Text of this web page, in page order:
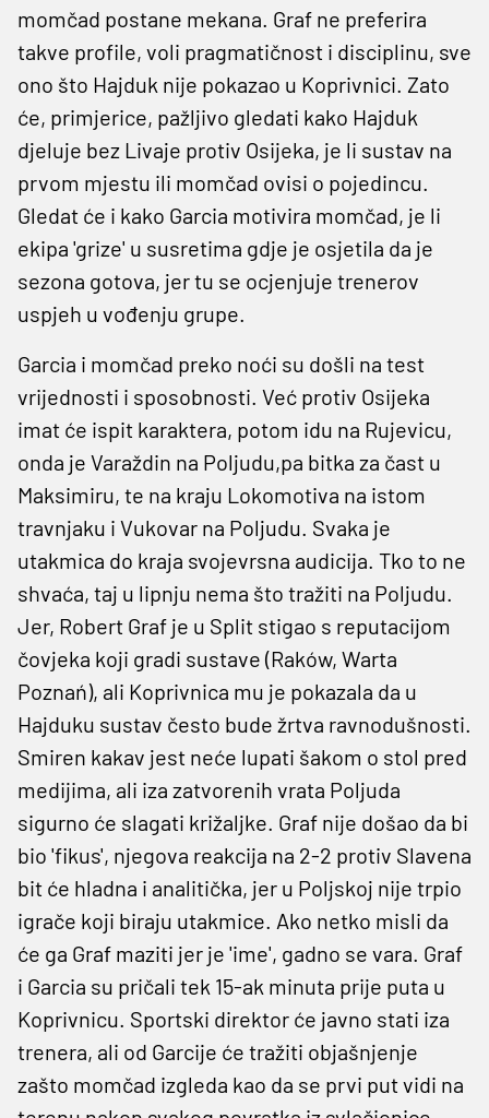
momčad postane mekana. Graf ne preferira
takve profile, voli pragmatičnost i disciplinu, sve
ono što Hajduk nije pokazao u Koprivnici. Zato
će, primjerice, pažljivo gledati kako Hajduk
djeluje bez Livaje protiv Osijeka, je li sustav na
prvom mjestu ili momčad ovisi o pojedincu.
Gledat će i kako Garcia motivira momčad, je li
ekipa 'grize' u susretima gdje je osjetila da je
sezona gotova, jer tu se ocjenjuje trenerov
uspjeh u vođenju grupe.
Garcia i momčad preko noći su došli na test
vrijednosti i sposobnosti. Već protiv Osijeka
imat će ispit karaktera, potom idu na Rujevicu,
onda je Varaždin na Poljudu,pa bitka za čast u
Maksimiru, te na kraju Lokomotiva na istom
travnjaku i Vukovar na Poljudu. Svaka je
utakmica do kraja svojevrsna audicija. Tko to ne
shvaća, taj u lipnju nema što tražiti na Poljudu.
Jer, Robert Graf je u Split stigao s reputacijom
čovjeka koji gradi sustave (Raków, Warta
Poznań), ali Koprivnica mu je pokazala da u
Hajduku sustav često bude žrtva ravnodušnosti.
Smiren kakav jest neće lupati šakom o stol pred
medijima, ali iza zatvorenih vrata Poljuda
sigurno će slagati križaljke. Graf nije došao da bi
bio 'fikus', njegova reakcija na 2-2 protiv Slavena
bit će hladna i analitička, jer u Poljskoj nije trpio
igrače koji biraju utakmice. Ako netko misli da
će ga Graf maziti jer je 'ime', gadno se vara. Graf
i Garcia su pričali tek 15-ak minuta prije puta u
Koprivnicu. Sportski direktor će javno stati iza
trenera, ali od Garcije će tražiti objašnjenje
zašto momčad izgleda kao da se prvi put vidi na